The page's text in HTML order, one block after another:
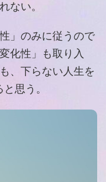
ない。
」のみに従うので
化性」も取り入
、下らない人生を
思う。